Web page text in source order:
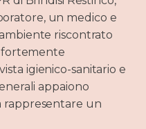
un medico e
riscontrato
fortemente
igienico-sanitario e
appaiono
rappresentare un